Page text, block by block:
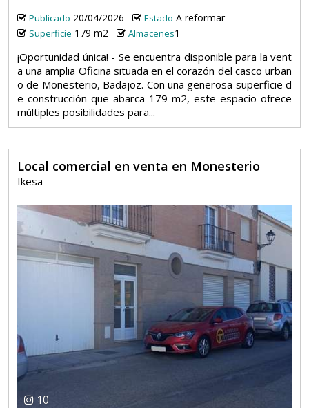
Publicado 20/04/2026 Estado A reformar
Superficie 179 m2 Almacenes1
¡Oportunidad única! - Se encuentra disponible para la vent
a una amplia Oficina situada en el corazón del casco urban
o de Monesterio, Badajoz. Con una generosa superficie d
e construcción que abarca 179 m2, este espacio ofrece
múltiples posibilidades para...
Local comercial en venta en Monesterio
Ikesa
10